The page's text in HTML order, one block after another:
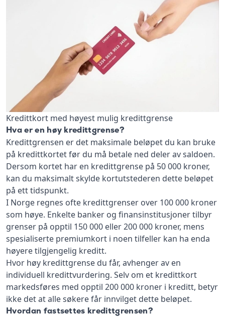
Kredittkort med høyest mulig kredittgrense
Hva er en høy kredittgrense?
Kredittgrensen er det maksimale beløpet du kan bruke
på kredittkortet før du må betale ned deler av saldoen.
Dersom kortet har en kredittgrense på 50 000 kroner,
kan du maksimalt skylde kortutstederen dette beløpet
på ett tidspunkt.
I Norge regnes ofte kredittgrenser over 100 000 kroner
som høye. Enkelte banker og finansinstitusjoner tilbyr
grenser på opptil 150 000 eller 200 000 kroner, mens
spesialiserte premiumkort i noen tilfeller kan ha enda
høyere tilgjengelig kreditt.
Hvor høy kredittgrense du får, avhenger av en
individuell kredittvurdering. Selv om et kredittkort
markedsføres med opptil 200 000 kroner i kreditt, betyr
ikke det at alle søkere får innvilget dette beløpet.
Hvordan fastsettes kredittgrensen?